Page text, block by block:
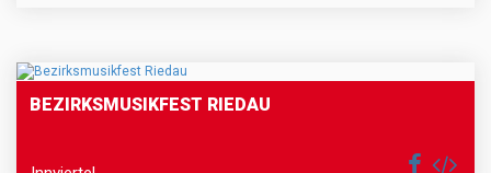
BEZIRKSMUSIKFEST RIEDAU